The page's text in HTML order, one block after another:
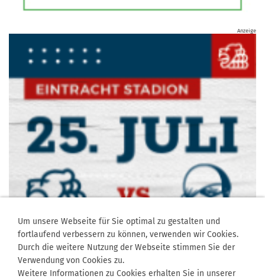
Anzeige
Um unsere Webseite für Sie optimal zu gestalten und
fortlaufend verbessern zu können, verwenden wir Cookies.
Durch die weitere Nutzung der Webseite stimmen Sie der
Verwendung von Cookies zu.
Weitere Informationen zu Cookies erhalten Sie in unserer